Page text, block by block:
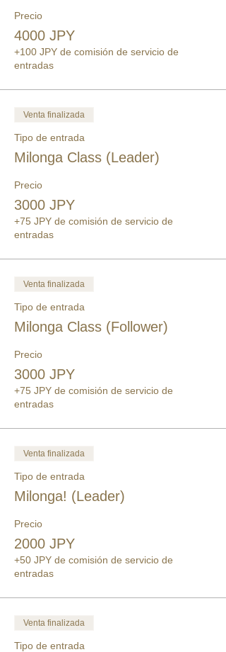
Precio
4000 JPY
+100 JPY de comisión de servicio de
entradas
Venta finalizada
Tipo de entrada
Milonga Class (Leader)
Precio
3000 JPY
+75 JPY de comisión de servicio de
entradas
Venta finalizada
Tipo de entrada
Milonga Class (Follower)
Precio
3000 JPY
+75 JPY de comisión de servicio de
entradas
Venta finalizada
Tipo de entrada
Milonga! (Leader)
Precio
2000 JPY
+50 JPY de comisión de servicio de
entradas
Venta finalizada
Tipo de entrada